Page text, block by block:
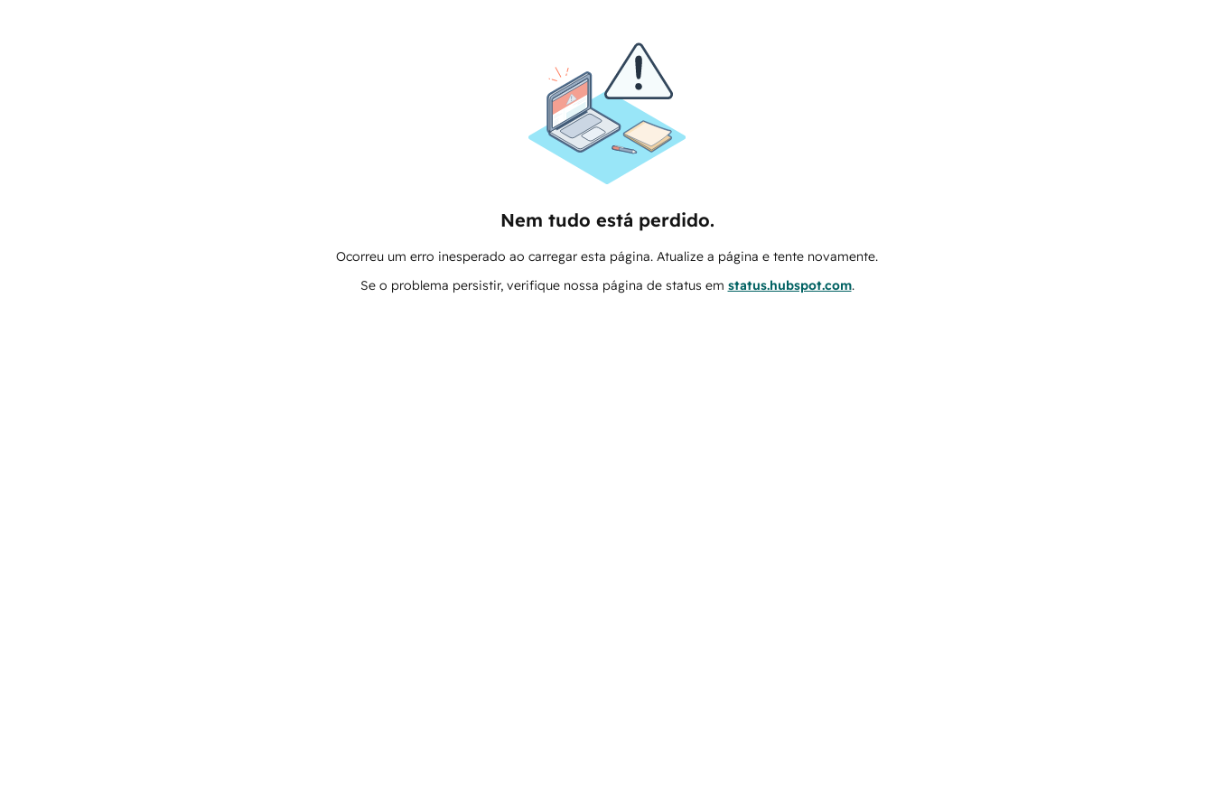
Nem tudo está perdido.
Ocorreu um erro inesperado ao carregar esta página. Atualize a página e tente novamente.
Se o problema persistir, verifique nossa página de status em status.hubspot.com.